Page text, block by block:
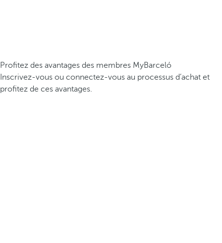
Profitez des avantages des membres MyBarceló
Inscrivez-vous ou connectez-vous au processus d’achat et
profitez de ces avantages.